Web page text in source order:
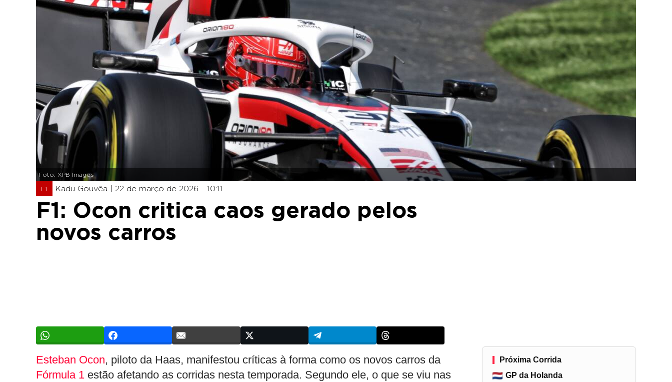
Foto: XPB Images
F1 Kadu Gouvêa | 22 de março de 2026 - 10:11
F1: Ocon critica caos gerado pelos
novos carros
Esteban Ocon, piloto da Haas, manifestou críticas à forma como os novos carros da
Fórmula 1 estão afetando as corridas nesta temporada. Segundo ele, o que se viu nas
Próxima Corrida
GP da Holanda